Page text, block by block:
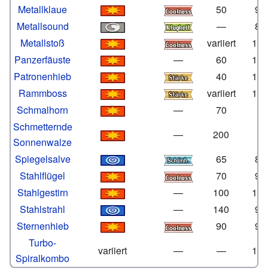
Metallklaue
50
Metallsound
—
Metallstoß
variiert
Panzerfäuste
— 60
Patronenhieb
40
Rammboss
variiert
Schmalhorn
— 70
Schmetternde
Sonnenwalze
— 200
Spiegelsalve
65
Stahlflügel
70
Stahlgestirn
— 100
Stahlstrahl
— 140
Sternenhieb
90
Turbo-
Spiralkombo
variiert — —